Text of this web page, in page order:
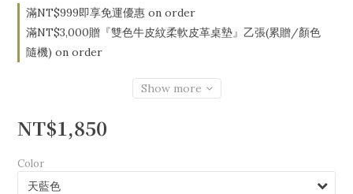
滿NT$999即享免運優惠 on order
滿NT$3,000贈『雙色牛皮紋柔軟皮革桌墊』乙張(累贈/顏色
隨機) on order
Show more
NT$1,850
Color